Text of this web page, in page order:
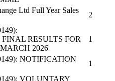
Ltd Full Year Sales
2
RESULTS FOR
2026
1
NOTIFICATION
1
VOLUNTARY